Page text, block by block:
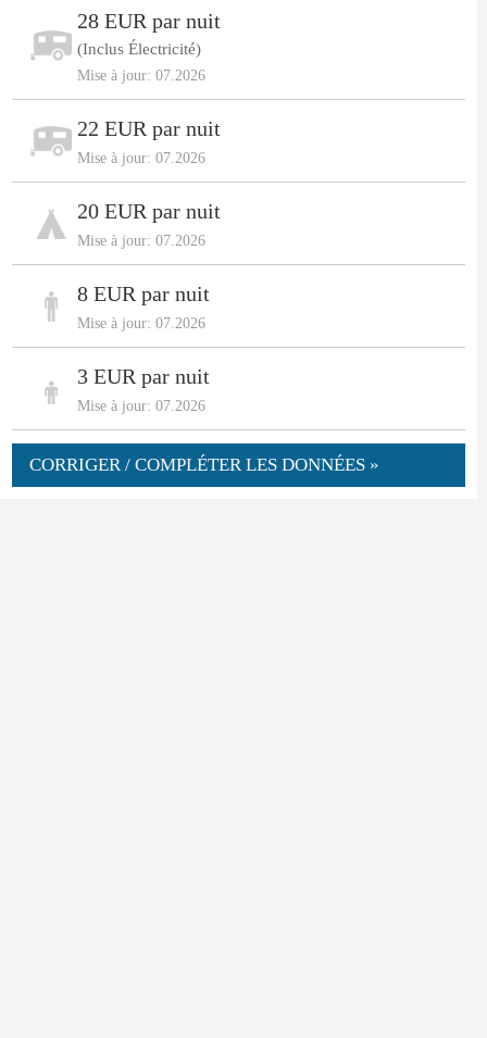
28 EUR par nuit
(Inclus Électricité)
Mise à jour: 07.2026
22 EUR par nuit
Mise à jour: 07.2026
20 EUR par nuit
Mise à jour: 07.2026
8 EUR par nuit
Mise à jour: 07.2026
3 EUR par nuit
Mise à jour: 07.2026
CORRIGER / COMPLÉTER LES DONNÉES »